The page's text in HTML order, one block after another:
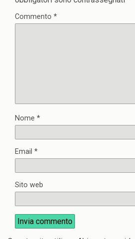
Commento *
Nome *
Email *
Sito web